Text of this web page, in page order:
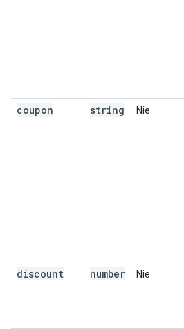
coupon string Nie
discount number Nie